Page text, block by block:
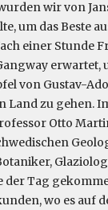
wir von
um das Beste
einer Stunde
erwartet,
von Gustav-
Land zu gehen.
Otto
der Tag
wo es auf